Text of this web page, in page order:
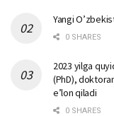
Yangi
0 SHARES
2023 yilga
(PhD),
e’lon qiladi
0 SHARES